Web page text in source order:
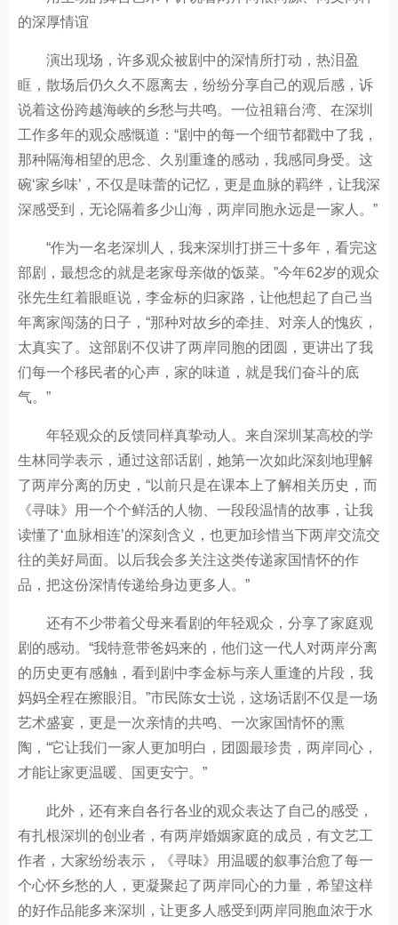
的深厚情谊
演出现场，许多观众被剧中的深情所打动，热泪盈
眶，散场后仍久久不愿离去，纷纷分享自己的观后感，诉
说着这份跨越海峡的乡愁与共鸣。一位祖籍台湾、在深圳
工作多年的观众感慨道：“剧中的每一个细节都戳中了我，
那种隔海相望的思念、久别重逢的感动，我感同身受。这
碗‘家乡味’，不仅是味蕾的记忆，更是血脉的羁绊，让我深
深感受到，无论隔着多少山海，两岸同胞永远是一家人。”
“作为一名老深圳人，我来深圳打拼三十多年，看完这
部剧，最想念的就是老家母亲做的饭菜。”今年62岁的观众
张先生红着眼眶说，李金标的归家路，让他想起了自己当
年离家闯荡的日子，“那种对故乡的牵挂、对亲人的愧疚，
太真实了。这部剧不仅讲了两岸同胞的团圆，更讲出了我
们每一个移民者的心声，家的味道，就是我们奋斗的底
气。”
年轻观众的反馈同样真挚动人。来自深圳某高校的学
生林同学表示，通过这部话剧，她第一次如此深刻地理解
了两岸分离的历史，“以前只是在课本上了解相关历史，而
《寻味》用一个个鲜活的人物、一段段温情的故事，让我
读懂了‘血脉相连’的深刻含义，也更加珍惜当下两岸交流交
往的美好局面。以后我会多关注这类传递家国情怀的作
品，把这份深情传递给身边更多人。”
还有不少带着父母来看剧的年轻观众，分享了家庭观
剧的感动。“我特意带爸妈来的，他们这一代人对两岸分离
的历史更有感触，看到剧中李金标与亲人重逢的片段，我
妈妈全程在擦眼泪。”市民陈女士说，这场话剧不仅是一场
艺术盛宴，更是一次亲情的共鸣、一次家国情怀的熏
陶，“它让我们一家人更加明白，团圆最珍贵，两岸同心，
才能让家更温暖、国更安宁。”
此外，还有来自各行各业的观众表达了自己的感受，
有扎根深圳的创业者，有两岸婚姻家庭的成员，有文艺工
作者，大家纷纷表示，《寻味》用温暖的叙事治愈了每一
个心怀乡愁的人，更凝聚起了两岸同心的力量，希望这样
的好作品能多来深圳，让更多人感受到两岸同胞血浓于水